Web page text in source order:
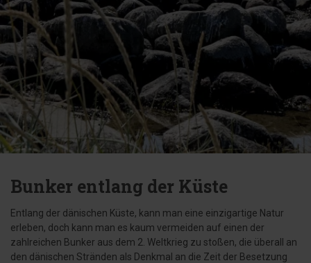
Bunker entlang der Küste
Entlang der dänischen Küste, kann man eine einzigartige Natur
erleben, doch kann man es kaum vermeiden auf einen der
zahlreichen Bunker aus dem 2. Weltkrieg zu stoßen, die überall an
den dänischen Stränden als Denkmal an die Zeit der Besetzung